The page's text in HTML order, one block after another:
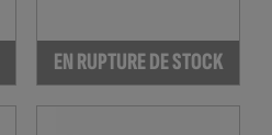
EN RUPTURE DE STOCK